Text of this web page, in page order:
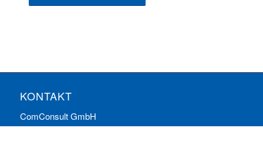
KONTAKT
ComConsult GmbH
Burtscheider Markt 24